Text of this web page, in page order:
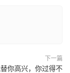
下一篇
你高兴，你过得不